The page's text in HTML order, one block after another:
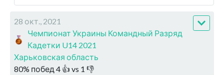
28 окт., 2021
Чемпионат Украины Командный Разряд
Кадетки U14 2021
Харьковская область
80% побед 4 👍 vs 1 👎